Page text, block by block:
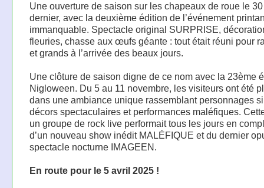
Une ouverture de saison sur les chapeaux de roue le
dernier, avec la deuxième édition de l’événement
immanquable. Spectacle original SURPRISE,
fleuries, chasse aux œufs géante : tout était réuni pour
et grands à l’arrivée des beaux jours.
Une clôture de saison digne de ce nom avec la 23ème
Nigloween. Du 5 au 11 novembre, les visiteurs ont été
dans une ambiance unique rassemblant personnages
décors spectaculaires et performances maléfiques.
un groupe de rock live performait tous les jours en
d’un nouveau show inédit MALÉFIQUE et du dernier
spectacle nocturne IMAGEEN.
En route pour le 5 avril 2025 !